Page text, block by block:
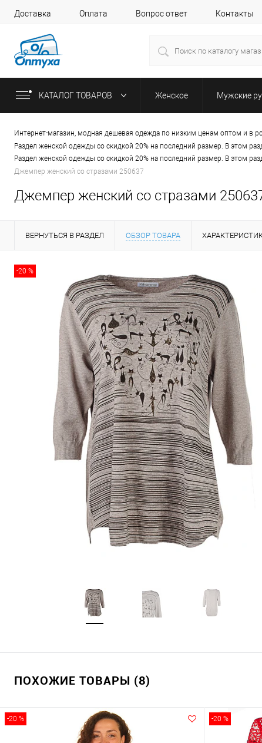
Доставка Оплата Вопрос ответ Контакты
КАТАЛОГ ТОВАРОВ Женское Мужские
Интернет-магазин, модная дешевая одежда по низким ценам оптом и в
Раздел женской одежды со скидкой 20% на последний размер. В этом
Раздел женской одежды со скидкой 20% на последний размер. В этом
Джемпер женский со стразами 250637
Джемпер женский со стразами
ВЕРНУТЬСЯ В РАЗДЕЛ ОБЗОР ТОВАРА
-20 %
ПОХОЖИЕ ТОВАРЫ (8)
-20 % -20 %